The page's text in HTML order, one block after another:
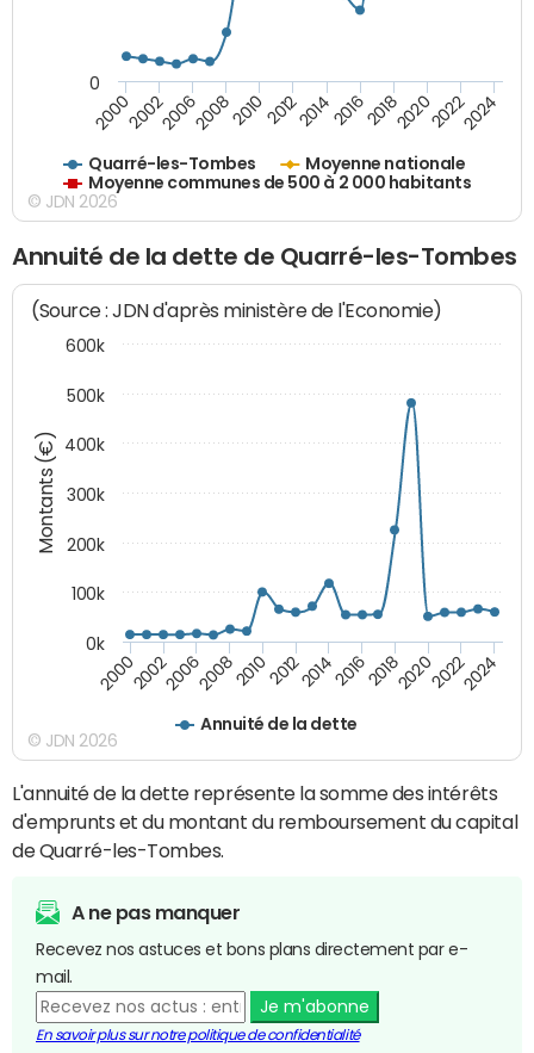
Quarré-les-Tombes
Moyenne nationale
Moyenne communes de 500 à 2 000 habitants
200020022006200820102012201420162018202020222024
0
© JDN 2026
Annuité de la dette de Quarré-les-Tombes
Montants (€)
(Source : JDN d'après ministère de l'Economie)
Annuité de la dette
200020022006200820102012201420162018202020222024
0k
100k
200k
300k
400k
500k
600k
© JDN 2026
L'annuité de la dette représente la somme des intérêts
d'emprunts et du montant du remboursement du capital
de Quarré-les-Tombes.
A ne pas manquer
Recevez nos astuces et bons plans directement par e-
mail.
Je m'abonne
En savoir plus sur notre politique de confidentialité